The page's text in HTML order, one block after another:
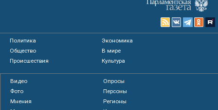
Политика
Экономика
Общество
В мире
Происшествия
Культура
Видео
Опросы
Фото
Персоны
Мнения
Регионы